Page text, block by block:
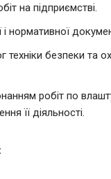
на підприємстві.
нормативної
безпеки та
робіт по
її діяльності.